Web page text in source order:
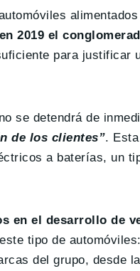
en 2019 el
para justificar
se detendrá de
de los clientes”.
a baterías, un
en el desarrollo de
tipo de
del grupo, desde